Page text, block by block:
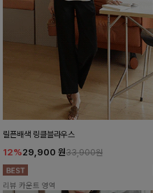
릴픈배색 링클블라우스
12%29,900 원33,900원
리뷰 카운트 영역